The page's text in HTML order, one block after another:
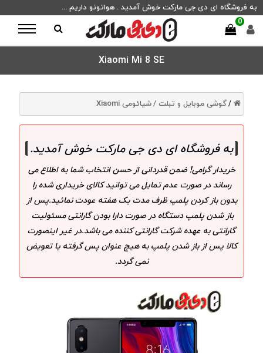
به فروشگاه ای دی جی مارکت خوش آمدید . هواتونو داریم ...
0
Xiaomi Mi 8 SE
/گوشی موبایل و تبلت /شیائومی Xiaomi
به فروشگاه ای دی جی مارکت خوش آمدید.
خریدار گرامی! ضمن قدردانی از حسن انتخاب شما به اطلاع می
رساند در صورت عدم تمایل می توانید کالای خریداری شده را
بدون باز کردن پلمپ ظرف مدت یک هفته عودت نمائید.پس از
باز شدن پلمپ دستگاه در صورت دارا بودن گارانتی مسئولیت
گارانتی به عهده شرکت گارانتی کننده می باشد.در غیر اینصورت
کالا پس از باز شدن پلمپ به هیچ عنوان پس گرفته یا تعویض
نمی گردد.